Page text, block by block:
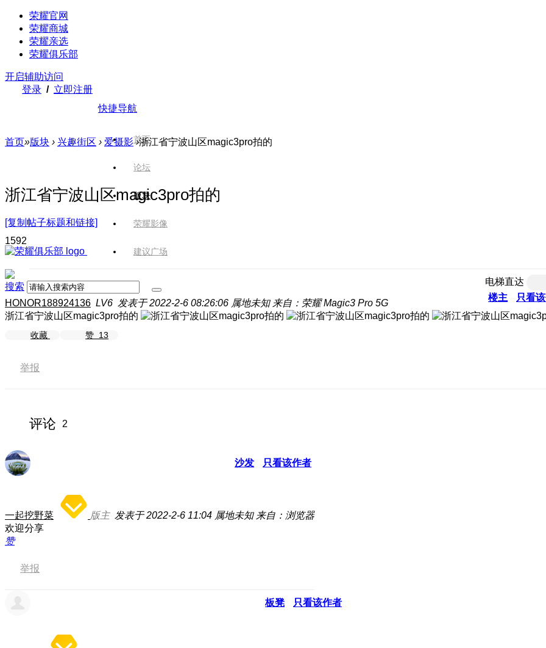
荣耀官网
荣耀商城
荣耀亲选
荣耀俱乐部
开启辅助访问
登录 / 立即注册
快捷导航
首页
论坛
版块
荣耀影像
建议广场
搜索
首页»版块 › 兴趣街区 › 爱摄影 ›浙江省宁波山区magic3pro拍的
浙江省宁波山区magic3pro拍的
[复制帖子标题和链接]
1592
电梯直达
楼主
只看
HONOR188924136 LV6 发表于 2022-2-6 08:26:06 属地未知 来自：荣耀 Magic3 Pro 5G
浙江省宁波山区magic3pro拍的
收藏 赞 13
举报
评论 2
沙发 只看该作者
一起挖野菜 版主 发表于 2022-2-6 11:04 属地未知 来自：浏览器
欢迎分享
赞
举报
板凳 只看该作者